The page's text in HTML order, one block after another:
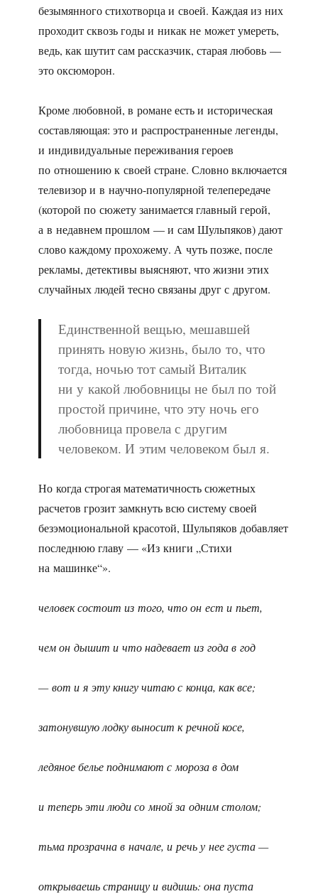
безымянного стихотворца и своей. Каждая из них
проходит сквозь годы и никак не может умереть,
ведь, как шутит сам рассказчик, старая любовь —
это оксюморон.
Кроме любовной, в романе есть и историческая
составляющая: это и распространенные легенды,
и индивидуальные переживания героев
по отношению к своей стране. Словно включается
телевизор и в научно-популярной телепередаче
(которой по сюжету занимается главный герой,
а в недавнем прошлом — и сам Шульпяков) дают
слово каждому прохожему. А чуть позже, после
рекламы, детективы выясняют, что жизни этих
случайных людей тесно связаны друг с другом.
Единственной вещью, мешавшей
принять новую жизнь, было то, что
тогда, ночью тот самый Виталик
ни у какой любовницы не был по той
простой причине, что эту ночь его
любовница провела с другим
человеком. И этим человеком был я.
Но когда строгая математичность сюжетных
расчетов грозит замкнуть всю систему своей
безэмоциональной красотой, Шульпяков добавляет
последнюю главу — «Из книги „Стихи
на машинке“».
человек состоит из того, что он ест и пьет,
чем он дышит и что надевает из года в год
— вот и я эту книгу читаю с конца, как все;
затонувшую лодку выносит к речной косе,
ледяное белье поднимают с мороза в дом
и теперь эти люди со мной за одним столом;
тьма прозрачна в начале, и речь у нее густа —
открываешь страницу и видишь: она пуста